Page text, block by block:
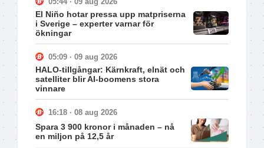
El Niño hotar pressa upp matpriserna
i Sverige – experter varnar för
ökningar
05:09 · 09 aug 2026
HALO-tillgångar: Kärnkraft, elnät och
satelliter blir AI-boomens stora
vinnare
16:18 · 08 aug 2026
Spara 3 900 kronor i månaden – nå
en miljon på 12,5 år